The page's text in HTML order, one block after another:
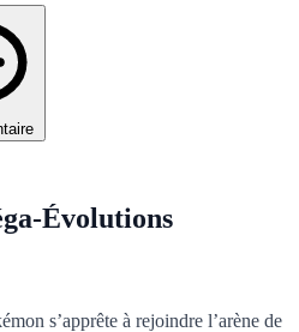
Évolutions
s’apprête à rejoindre l’arène de